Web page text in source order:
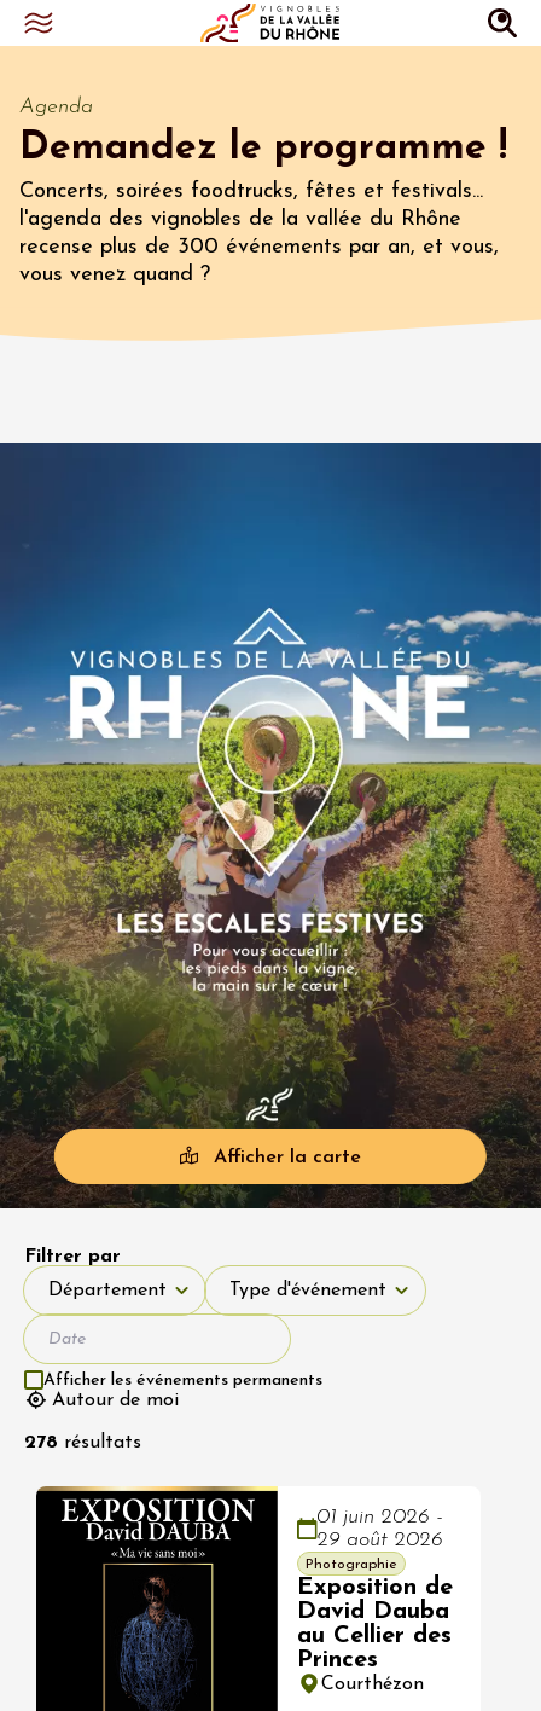
Agenda
Demandez le programme !
Concerts, soirées foodtrucks, fêtes et festivals...
l'agenda des vignobles de la vallée du Rhône
recense plus de 300 événements par an, et vous,
vous venez quand ?
Afficher la carte
Autour de moi
Filtrer par
Département
Département
Type d'événement
Type d'événement
Afficher les événements permanents
278 résultats
01 juin 2026 -
29 août 2026
Photographie
Exposition de
David Dauba
au Cellier des
Princes
Courthézon